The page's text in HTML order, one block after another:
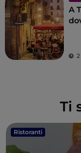
A
Ti
Ristoranti